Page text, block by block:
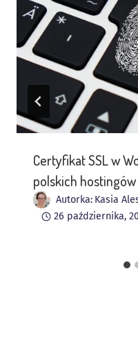
Certyfikat SSL w
polskich hostingów
Autorka: Kasia
26 października,